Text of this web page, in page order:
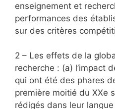
enseignement et
performances des
sur des critères
2 – Les effets de la
recherche : (a) l’impact
qui ont été des phares
première moitié du XXe
rédigés dans leur